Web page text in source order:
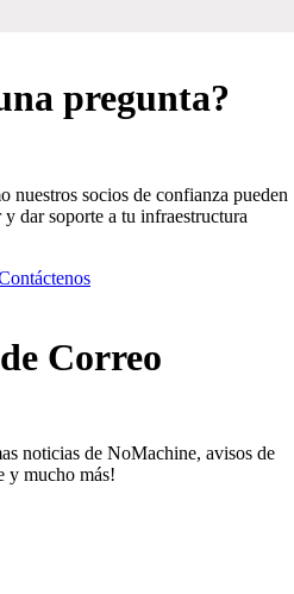
pregunta?
nuestros socios de confianza pueden
dar soporte a tu infraestructura
Correo
noticias de NoMachine, avisos de
y mucho más!